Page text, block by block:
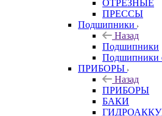
ОТРЕЗНЫЕ
ПРЕССЫ
Подшипники
Назад
Подшипники
Подшипники
ПРИБОРЫ
Назад
ПРИБОРЫ
БАКИ